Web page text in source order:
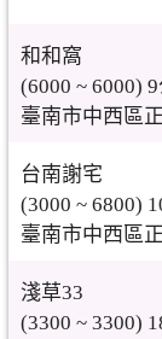
和和窩
(6000 ~ 6000)
臺南市中西區
台南謝宅
(3000 ~ 6800)
臺南市中西區
淺草33
(3300 ~ 3300)